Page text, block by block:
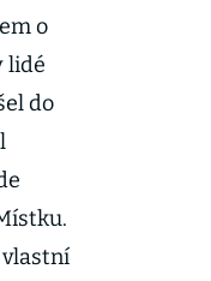
o
lidé
do
vlastní